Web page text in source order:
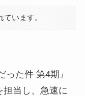
います。
た件 第4期』
当し、急速に